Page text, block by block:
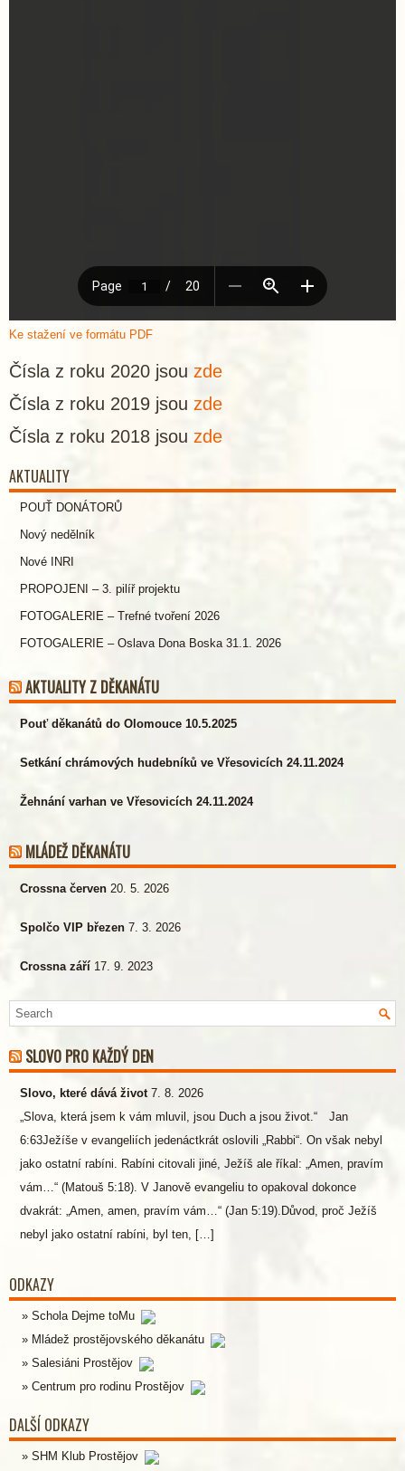
Ke stažení ve formátu PDF
Čísla z roku 2020 jsou zde
Čísla z roku 2019 jsou zde
Čísla z roku 2018 jsou zde
AKTUALITY
POUŤ DONÁTORŮ
Nový nedělník
Nové INRI
PROPOJENI – 3. pilíř projektu
FOTOGALERIE – Trefné tvoření 2026
FOTOGALERIE – Oslava Dona Boska 31.1. 2026
AKTUALITY Z DĚKANÁTU
Pouť děkanátů do Olomouce 10.5.2025
Setkání chrámových hudebníků ve Vřesovicích 24.11.2024
Žehnání varhan ve Vřesovicích 24.11.2024
MLÁDEŽ DĚKANÁTU
Crossna červen 20. 5. 2026
Spolčo VIP březen 7. 3. 2026
Crossna září 17. 9. 2023
SLOVO PRO KAŽDÝ DEN
Slovo, které dává život 7. 8. 2026
„Slova, která jsem k vám mluvil, jsou Duch a jsou život.“ Jan
6:63Ježíše v evangeliích jedenáctkrát oslovili „Rabbi“. On však nebyl
jako ostatní rabíni. Rabíni citovali jiné, Ježíš ale říkal: „Amen, pravím
vám…“ (Matouš 5:18). V Janově evangeliu to opakoval dokonce
dvakrát: „Amen, amen, pravím vám…“ (Jan 5:19).Důvod, proč Ježíš
nebyl jako ostatní rabíni, byl ten, […]
ODKAZY
Schola Dejme toMu
Mládež prostějovského děkanátu
Salesiáni Prostějov
Centrum pro rodinu Prostějov
DALŠÍ ODKAZY
SHM Klub Prostějov